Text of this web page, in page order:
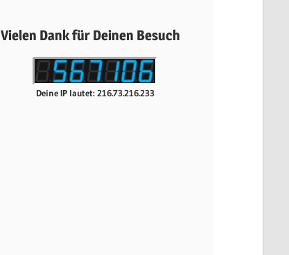
Vielen Dank für Deinen Besuch
Deine IP lautet: 216.73.216.233